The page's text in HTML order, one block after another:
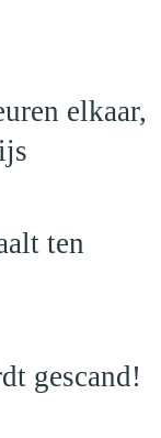
elkaar,
ten
gescand!